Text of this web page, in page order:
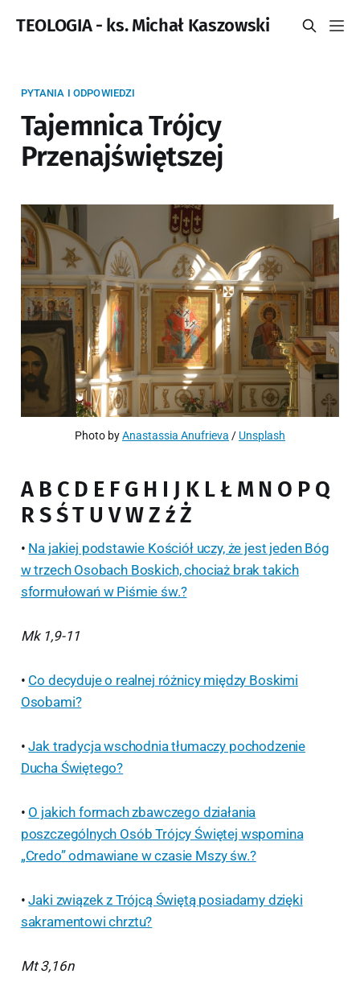
TEOLOGIA - ks. Michał Kaszowski
PYTANIA I ODPOWIEDZI
Tajemnica Trójcy
Przenajświętszej
Photo by Anastassia Anufrieva / Unsplash
A B C D E F G H I J K L Ł M N O P Q
R S Ś T U V W Z ź Ż
• Na jakiej podstawie Kościół uczy, że jest jeden Bóg
w trzech Osobach Boskich, chociaż brak takich
sformułowań w Piśmie św.?
Mk 1,9-11
• Co decyduje o realnej różnicy między Boskimi
Osobami?
•Jak tradycja wschodnia tłumaczy pochodzenie
Ducha Świętego?
• O jakich formach zbawczego działania
poszczególnych Osób Trójcy Świętej wspomina
„Credo” odmawiane w czasie Mszy św.?
•Jaki związek z Trójcą Świętą posiadamy dzięki
sakramentowi chrztu?
Mt 3,16n